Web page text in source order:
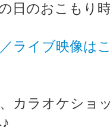
日のおこもり
ライブ映像は
カラオケショ